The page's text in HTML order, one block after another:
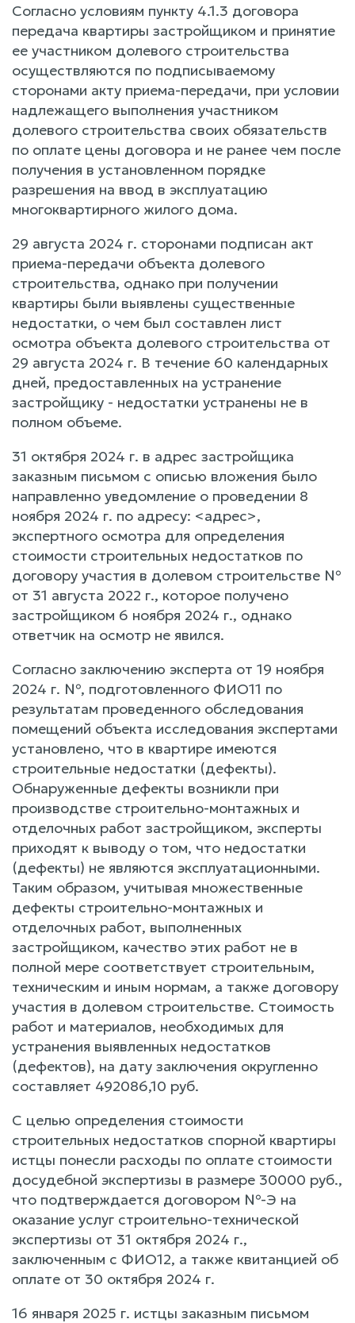
Согласно условиям пункту 4.1.3 договора
передача квартиры застройщиком и принятие
ее участником долевого строительства
осуществляются по подписываемому
сторонами акту приема-передачи, при условии
надлежащего выполнения участником
долевого строительства своих обязательств
по оплате цены договора и не ранее чем после
получения в установленном порядке
разрешения на ввод в эксплуатацию
многоквартирного жилого дома.
29 августа 2024 г. сторонами подписан акт
приема-передачи объекта долевого
строительства, однако при получении
квартиры были выявлены существенные
недостатки, о чем был составлен лист
осмотра объекта долевого строительства от
29 августа 2024 г. В течение 60 календарных
дней, предоставленных на устранение
застройщику - недостатки устранены не в
полном объеме.
31 октября 2024 г. в адрес застройщика
заказным письмом с описью вложения было
направленно уведомление о проведении 8
ноября 2024 г. по адресу: <адрес>,
экспертного осмотра для определения
стоимости строительных недостатков по
договору участия в долевом строительстве №
от 31 августа 2022 г., которое получено
застройщиком 6 ноября 2024 г., однако
ответчик на осмотр не явился.
Согласно заключению эксперта от 19 ноября
2024 г. №, подготовленного ФИО11 по
результатам проведенного обследования
помещений объекта исследования экспертами
установлено, что в квартире имеются
строительные недостатки (дефекты).
Обнаруженные дефекты возникли при
производстве строительно-монтажных и
отделочных работ застройщиком, эксперты
приходят к выводу о том, что недостатки
(дефекты) не являются эксплуатационными.
Таким образом, учитывая множественные
дефекты строительно-монтажных и
отделочных работ, выполненных
застройщиком, качество этих работ не в
полной мере соответствует строительным,
техническим и иным нормам, а также договору
участия в долевом строительстве. Стоимость
работ и материалов, необходимых для
устранения выявленных недостатков
(дефектов), на дату заключения округленно
составляет 492086,10 руб.
С целью определения стоимости
строительных недостатков спорной квартиры
истцы понесли расходы по оплате стоимости
досудебной экспертизы в размере 30000 руб.,
что подтверждается договором №-Э на
оказание услуг строительно-технической
экспертизы от 31 октября 2024 г.,
заключенным с ФИО12, а также квитанцией об
оплате от 30 октября 2024 г.
16 января 2025 г. истцы заказным письмом